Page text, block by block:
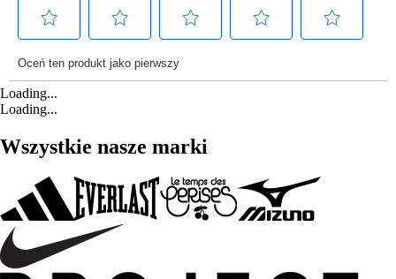
Loading...
Loading...
Wszystkie nasze marki